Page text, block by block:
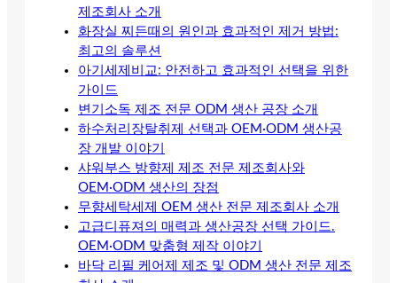
제조회사 소개
화장실 찌든때의 원인과 효과적인 제거 방법:
최고의 솔루션
아기세제비교: 안전하고 효과적인 선택을 위한
가이드
변기소독 제조 전문 ODM 생산 공장 소개
하수처리장탈취제 선택과 OEM·ODM 생산공
장 개발 이야기
샤워부스 방향제 제조 전문 제조회사와
OEM·ODM 생산의 장점
무향세탁세제 OEM 생산 전문 제조회사 소개
고급디퓨져의 매력과 생산공장 선택 가이드.
OEM·ODM 맞춤형 제작 이야기
바닥 리필 케어제 제조 및 ODM 생산 전문 제조